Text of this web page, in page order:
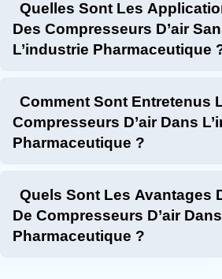
réglementations de l’industrie.
Les compresseurs d’air jouent un
pharmaceutique, garantissant
de fabrication. En comprenant
appropriée, les fabricants
leurs produits répondent aux